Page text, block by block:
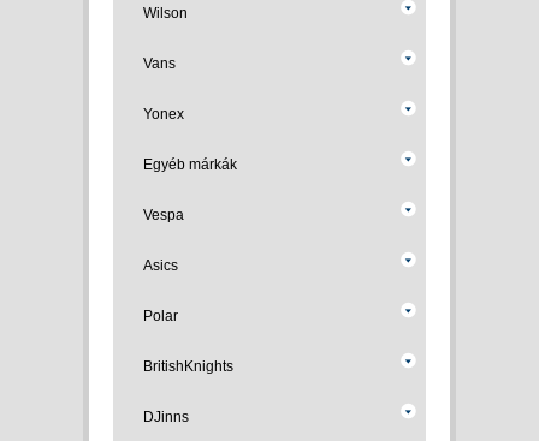
Wilson
Vans
Yonex
Egyéb márkák
Vespa
Asics
Polar
BritishKnights
DJinns